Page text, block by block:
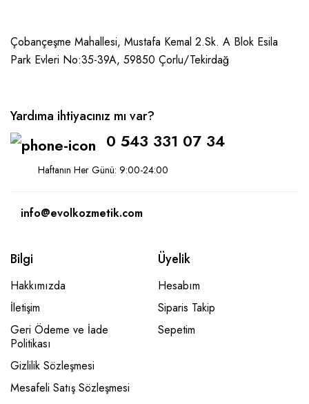
Çobançeşme Mahallesi, Mustafa Kemal 2.Sk. A Blok Esila
Park Evleri No:35-39A, 59850 Çorlu/Tekirdağ
Yardıma ihtiyacınız mı var?
0 543 331 07 34
Haftanın Her Günü: 9:00-24:00
info@evolkozmetik.com
Bilgi
Hakkımızda
İletişim
Geri Ödeme ve İade
Politikası
Gizlilik Sözleşmesi
Mesafeli Satış Sözleşmesi
Üyelik
Hesabım
Siparis Takip
Sepetim